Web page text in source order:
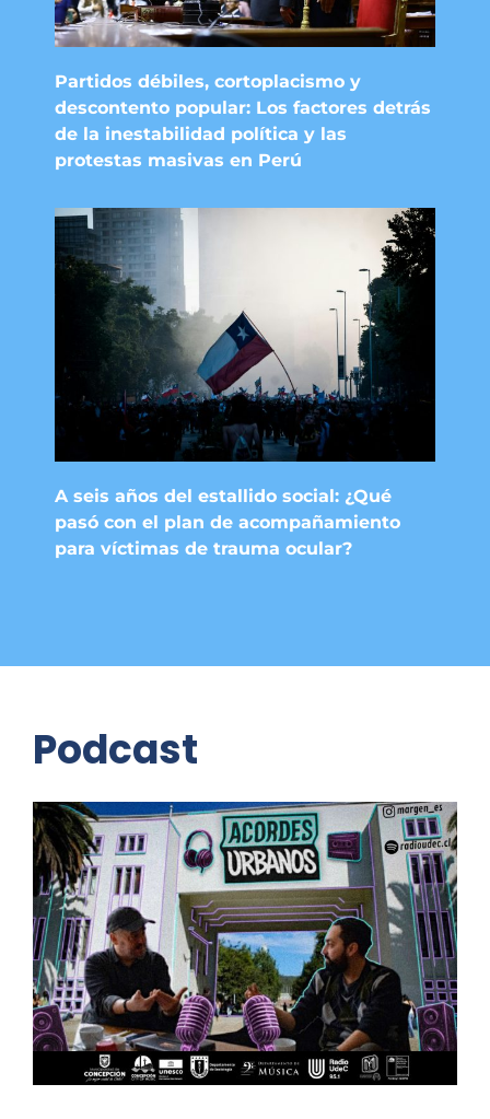
Partidos débiles, cortoplacismo y
descontento popular: Los factores detrás
de la inestabilidad política y las
protestas masivas en Perú
A seis años del estallido social: ¿Qué
pasó con el plan de acompañamiento
para víctimas de trauma ocular?
Podcast